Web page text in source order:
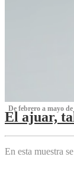
De febrero a mayo
El ajuar,
‌
En esta muestra